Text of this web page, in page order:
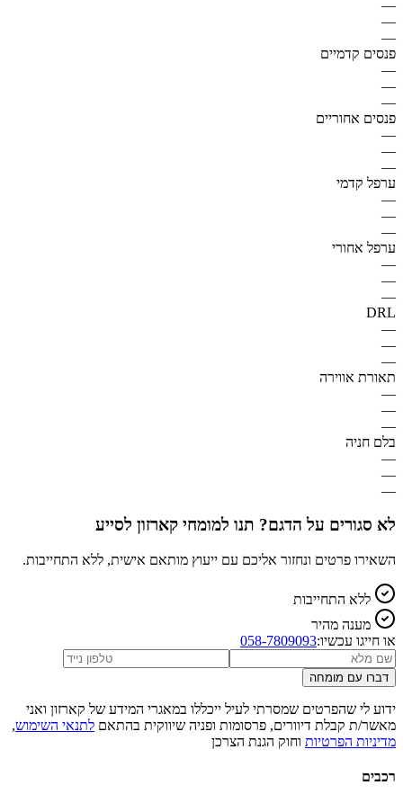
—
—
—
פנסים קדמיים
—
—
—
פנסים אחוריים
—
—
—
ערפל קדמי
—
—
—
ערפל אחורי
—
—
—
DRL
—
—
—
תאורת אווירה
—
—
—
בלם חניה
—
—
—
לא סגורים על הדגם? תנו למומחי קארזון לסייע
השאירו פרטים ונחזור אליכם עם ייעוץ מותאם אישית, ללא התחייבות.
ללא התחייבות
מענה מהיר
או חייגו עכשיו:058-7809093
דברו עם מומחה
ידוע לי שהפרטים שמסרתי לעיל ייכללו במאגרי המידע של קארזון ואני
מאשר/ת קבלת דיוורים, פרסומות ופניה שיווקית בהתאם לתנאי השימוש,
מדיניות הפרטיות וחוק הגנת הצרכן
רכבים